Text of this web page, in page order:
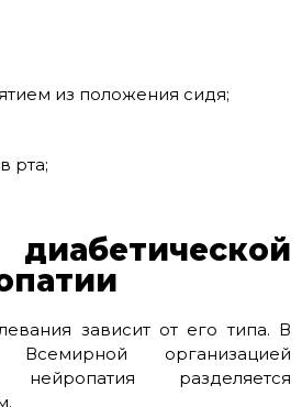
из положения сидя;
рта;
зависит от его типа. В
организацией
нейропатия разделяется